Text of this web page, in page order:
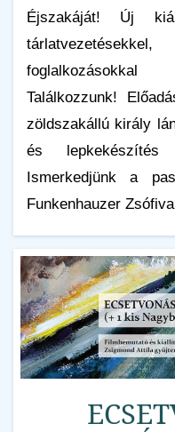
Éjszakáját! Új
Találkozzunk!
zöldszakállú király
és lepkekészítés
Ismerkedjünk a
Funkenhauzer